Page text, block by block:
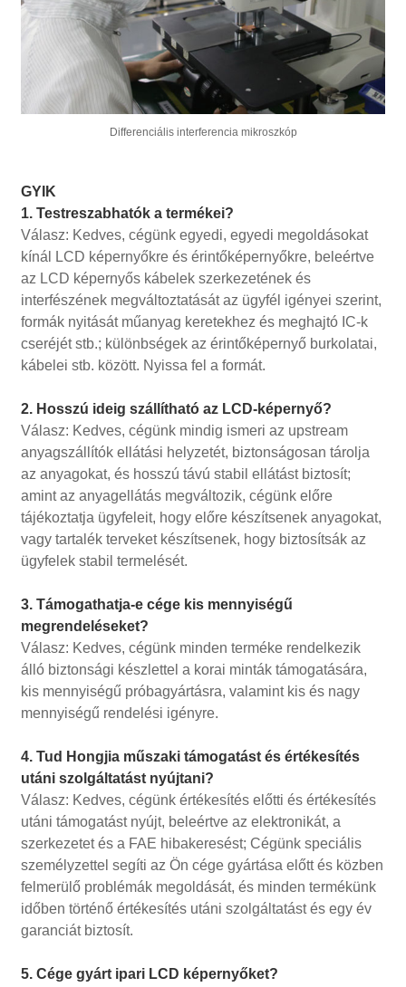
Differenciális interferencia mikroszkóp
GYIK
1. Testreszabhatók a termékei?
Válasz: Kedves, cégünk egyedi, egyedi megoldásokat
kínál LCD képernyőkre és érintőképernyőkre, beleértve
az LCD képernyős kábelek szerkezetének és
interfészének megváltoztatását az ügyfél igényei szerint,
formák nyitását műanyag keretekhez és meghajtó IC-k
cseréjét stb.; különbségek az érintőképernyő burkolatai,
kábelei stb. között. Nyissa fel a formát.
2. Hosszú ideig szállítható az LCD-képernyő?
Válasz: Kedves, cégünk mindig ismeri az upstream
anyagszállítók ellátási helyzetét, biztonságosan tárolja
az anyagokat, és hosszú távú stabil ellátást biztosít;
amint az anyagellátás megváltozik, cégünk előre
tájékoztatja ügyfeleit, hogy előre készítsenek anyagokat,
vagy tartalék terveket készítsenek, hogy biztosítsák az
ügyfelek stabil termelését.
3. Támogathatja-e cége kis mennyiségű
megrendeléseket?
Válasz: Kedves, cégünk minden terméke rendelkezik
álló biztonsági készlettel a korai minták támogatására,
kis mennyiségű próbagyártásra, valamint kis és nagy
mennyiségű rendelési igényre.
4. Tud Hongjia műszaki támogatást és értékesítés
utáni szolgáltatást nyújtani?
Válasz: Kedves, cégünk értékesítés előtti és értékesítés
utáni támogatást nyújt, beleértve az elektronikát, a
szerkezetet és a FAE hibakeresést; Cégünk speciális
személyzettel segíti az Ön cége gyártása előtt és közben
felmerülő problémák megoldását, és minden termékünk
időben történő értékesítés utáni szolgáltatást és egy év
garanciát biztosít.
5. Cége gyárt ipari LCD képernyőket?